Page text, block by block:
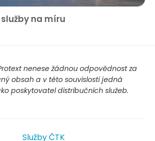
na míru
nenese žádnou odpovědnost za
obsah a v této souvislosti jedná
poskytovatel distribučních služeb.
Služby ČTK